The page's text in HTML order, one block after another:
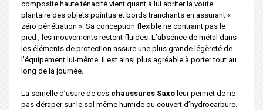
composite haute ténacité vient quant à lui abriter la voûte
plantaire des objets pointus et bords tranchants en assurant «
zéro pénétration ». Sa conception flexible ne contraint pas le
pied ; les mouvements restent fluides. L’absence de métal dans
les éléments de protection assure une plus grande légèreté de
l’équipement lui-même. Il est ainsi plus agréable à porter tout au
long de la journée.
La semelle d’usure de ces chaussures Saxo leur permet de ne
pas déraper sur le sol même humide ou couvert d’hydrocarbure.